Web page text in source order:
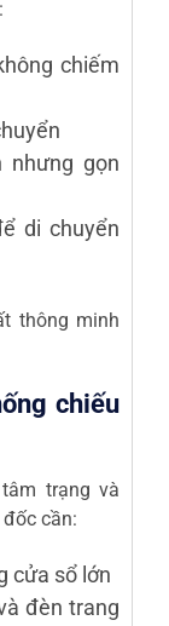
chiếm
nhưng gọn
di chuyển
thông minh
chiếu
trạng và
cần:
cửa sổ lớn
đèn trang